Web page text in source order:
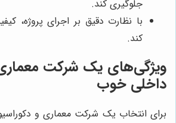
جلوگیری کند.
با نظارت دقیق بر اجرای پروژه،
کند.
ویژگی‌های یک شرکت
داخلی خوب
برای انتخاب یک شرکت معماری و